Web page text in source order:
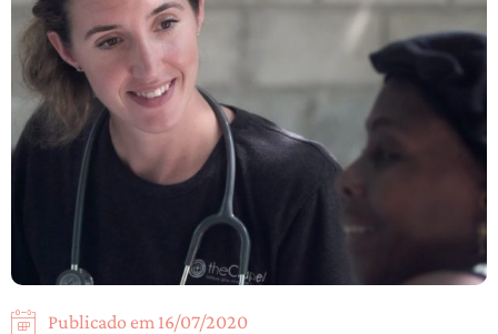
Publicado em 16/07/2020